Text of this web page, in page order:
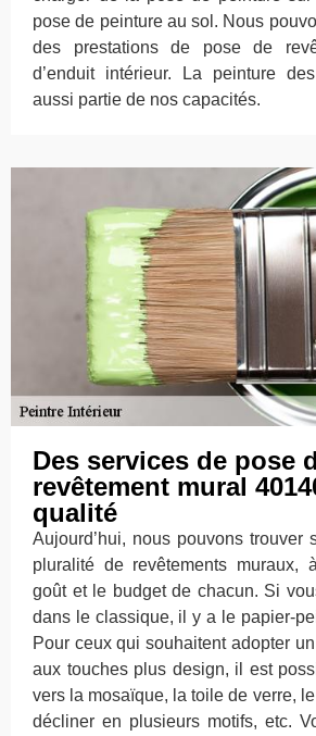
pose de peinture au sol. Nous
des prestations de pose de
d’enduit intérieur. La peinture
aussi partie de nos capacités.
Des services de pose
revêtement mural
qualité
Aujourd’hui, nous pouvons trouver
pluralité de revêtements muraux,
goût et le budget de chacun. Si
dans le classique, il y a le papier-
Pour ceux qui souhaitent adopter
aux touches plus design, il est
vers la mosaïque, la toile de verre,
décliner en plusieurs motifs, etc.